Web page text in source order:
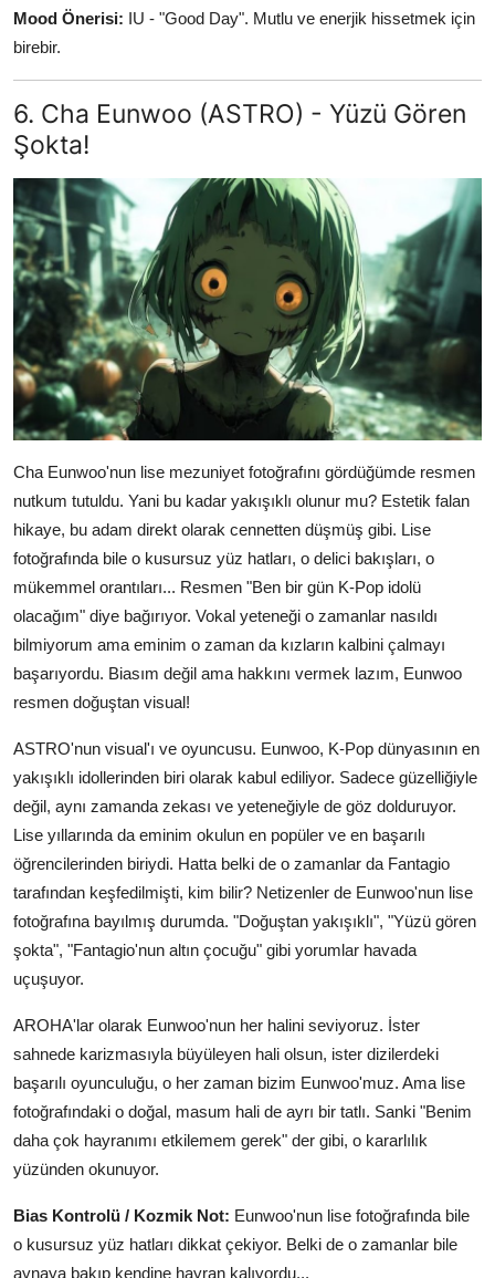
Mood Önerisi: IU - "Good Day". Mutlu ve enerjik hissetmek için
birebir.
6. Cha Eunwoo (ASTRO) - Yüzü Gören
Şokta!
Cha Eunwoo'nun lise mezuniyet fotoğrafını gördüğümde resmen
nutkum tutuldu. Yani bu kadar yakışıklı olunur mu? Estetik falan
hikaye, bu adam direkt olarak cennetten düşmüş gibi. Lise
fotoğrafında bile o kusursuz yüz hatları, o delici bakışları, o
mükemmel orantıları... Resmen "Ben bir gün K-Pop idolü
olacağım" diye bağırıyor. Vokal yeteneği o zamanlar nasıldı
bilmiyorum ama eminim o zaman da kızların kalbini çalmayı
başarıyordu. Biasım değil ama hakkını vermek lazım, Eunwoo
resmen doğuştan visual!
ASTRO'nun visual'ı ve oyuncusu. Eunwoo, K-Pop dünyasının en
yakışıklı idollerinden biri olarak kabul ediliyor. Sadece güzelliğiyle
değil, aynı zamanda zekası ve yeteneğiyle de göz dolduruyor.
Lise yıllarında da eminim okulun en popüler ve en başarılı
öğrencilerinden biriydi. Hatta belki de o zamanlar da Fantagio
tarafından keşfedilmişti, kim bilir? Netizenler de Eunwoo'nun lise
fotoğrafına bayılmış durumda. "Doğuştan yakışıklı", "Yüzü gören
şokta", "Fantagio'nun altın çocuğu" gibi yorumlar havada
uçuşuyor.
AROHA'lar olarak Eunwoo'nun her halini seviyoruz. İster
sahnede karizmasıyla büyüleyen hali olsun, ister dizilerdeki
başarılı oyunculuğu, o her zaman bizim Eunwoo'muz. Ama lise
fotoğrafındaki o doğal, masum hali de ayrı bir tatlı. Sanki "Benim
daha çok hayranımı etkilemem gerek" der gibi, o kararlılık
yüzünden okunuyor.
Bias Kontrolü / Kozmik Not: Eunwoo'nun lise fotoğrafında bile
o kusursuz yüz hatları dikkat çekiyor. Belki de o zamanlar bile
aynaya bakıp kendine hayran kalıyordu...